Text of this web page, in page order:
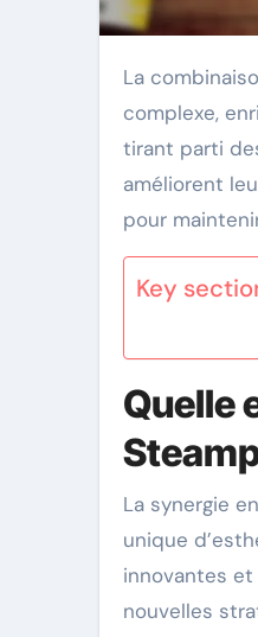
La combinaison Ghost et Steampunk offre une fusion captivante d’invisibilité éthérée et de machinerie
complexe,
tirant parti
améliorent
pour
Key
Quelle
La synergie
unique
innovantes
nouvelles